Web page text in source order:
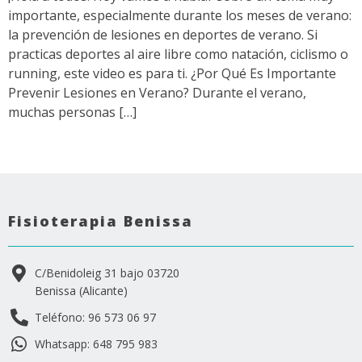
importante, especialmente durante los meses de verano:
la prevención de lesiones en deportes de verano. Si
practicas deportes al aire libre como natación, ciclismo o
running, este video es para ti. ¿Por Qué Es Importante
Prevenir Lesiones en Verano? Durante el verano,
muchas personas […]
Fisioterapia Benissa
C/Benidoleig 31 bajo 03720
Benissa (Alicante)
Teléfono: 96 573 06 97
Whatsapp: 648 795 983